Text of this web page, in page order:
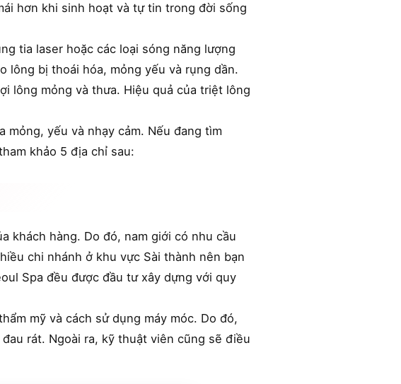
hơn khi sinh hoạt và tự tin trong đời sống
tia laser hoặc các loại sóng năng lượng
lông bị thoái hóa, mỏng yếu và rụng dần.
lông mỏng và thưa. Hiệu quả của triệt lông
yếu và nhạy cảm. Nếu đang tìm
khảo 5 địa chỉ sau:
khách hàng. Do đó, nam giới có nhu cầu
chi nhánh ở khu vực Sài thành nên bạn
Spa đều được đầu tư xây dựng với quy
mỹ và cách sử dụng máy móc. Do đó,
rát. Ngoài ra, kỹ thuật viên cũng sẽ điều